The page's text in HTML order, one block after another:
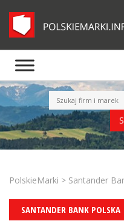
PolskieMarki > Santander
SANTANDER BANK POLSKA